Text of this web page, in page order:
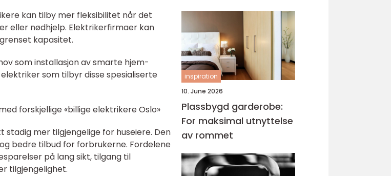
kan tilby mer fleksibilitet når det
eller nødhjelp. Elektrikerfirmaer kan
kapasitet.
som installasjon av smarte hjem-
som tilbyr disse spesialiserte
forskjellige «billige elektrikere Oslo»
stadig mer tilgjengelige for huseiere. Den
bedre tilbud for forbrukerne. Fordelene
på lang sikt, tilgang til
tilgjengelighet.
inspiration
10. June 2026
Plassbygd garderobe:
For maksimal utnyttelse
av rommet